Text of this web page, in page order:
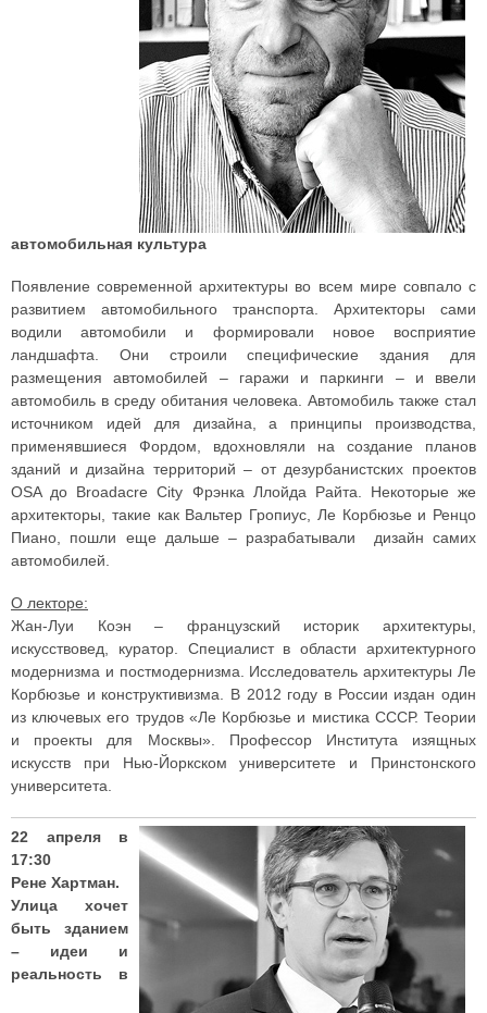
автомобильная культура
Появление современной архитектуры во всем мире совпало с
развитием автомобильного транспорта. Архитекторы сами
водили автомобили и формировали новое восприятие
ландшафта. Они строили специфические здания для
размещения автомобилей – гаражи и паркинги – и ввели
автомобиль в среду обитания человека. Автомобиль также стал
источником идей для дизайна, а принципы производства,
применявшиеся Фордом, вдохновляли на создание планов
зданий и дизайна территорий – от дезурбанистских проектов
OSA до Broadacre City Фрэнка Ллойда Райта. Некоторые же
архитекторы, такие как Вальтер Гропиус, Ле Корбюзье и Ренцо
Пиано, пошли еще дальше – разрабатывали дизайн самих
автомобилей.
О лекторе:
Жан-Луи Коэн – французский историк архитектуры,
искусствовед, куратор. Специалист в области архитектурного
модернизма и постмодернизма. Исследователь архитектуры Ле
Корбюзье и конструктивизма. В 2012 году в России издан один
из ключевых его трудов «Ле Корбюзье и мистика СССР. Теории
и проекты для Москвы». Профессор Института изящных
искусств при Нью-Йоркском университете и Принстонского
университета.
22 апреля в
17:30
Рене Хартман.
Улица хочет
быть зданием
– идеи и
реальность в